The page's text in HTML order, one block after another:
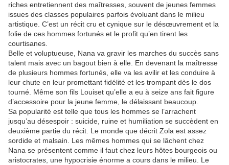
riches entretiennent des maîtresses, souvent de jeunes femmes
issues des classes populaires parfois évoluant dans le milieu
artistique. C’est un récit cru et cynique sur le désœuvrement et la
folie de ces hommes fortunés et le profit qu’en tirent les
courtisanes.
Belle et voluptueuse, Nana va gravir les marches du succès sans
talent mais avec un bagout bien à elle. En devenant la maîtresse
de plusieurs hommes fortunés, elle va les avilir et les conduire à
leur chute en leur promettant fidélité et les trompant dès le dos
tourné. Même son fils Louiset qu’elle a eu à seize ans fait figure
d’accessoire pour la jeune femme, le délaissant beaucoup.
Sa popularité est telle que tous les hommes se l’arrachent
jusqu’au désespoir : suicide, ruine et humiliation se succèdent en
deuxième partie du récit. Le monde que décrit Zola est assez
sordide et malsain. Les mêmes hommes qui se lâchent chez
Nana se présentent comme il faut chez leurs hôtes bourgeois ou
aristocrates, une hypocrisie énorme a cours dans le milieu. Le